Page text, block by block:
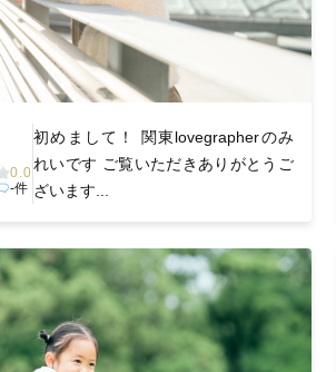
0.0
-件
初めまして！ 関東lovegrapherのみ
れいです ご覧いただきありがとうご
ざいます...